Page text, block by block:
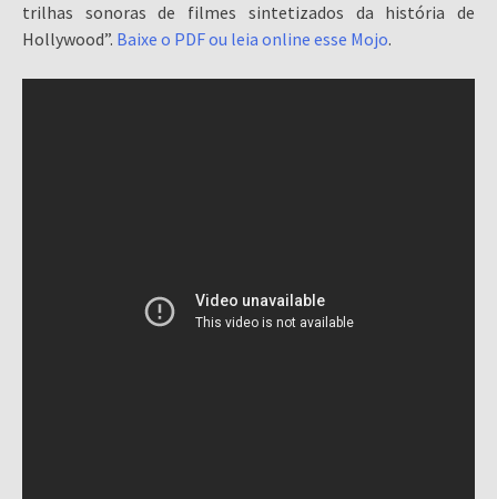
trilhas sonoras de filmes sintetizados da história de
Hollywood”. Baixe o PDF ou leia online esse Mojo.